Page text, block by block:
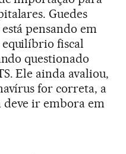
Guedes
pensando em
equilíbrio fiscal
questionado
Ele ainda avaliou,
for correta, a
deve ir embora em